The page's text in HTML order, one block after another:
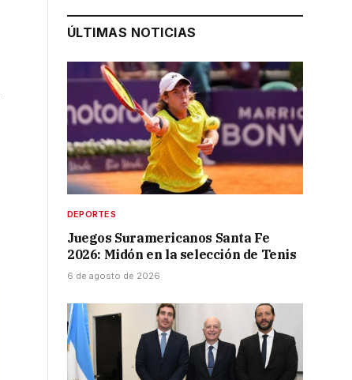
ÚLTIMAS NOTICIAS
DEPORTES
Juegos Suramericanos Santa Fe
2026: Midón en la selección de Tenis
6 de agosto de 2026